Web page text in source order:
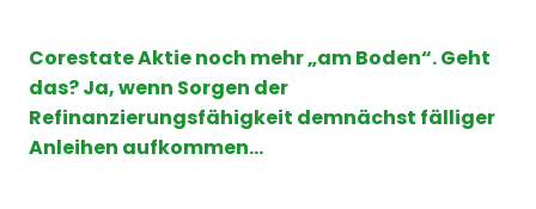
Corestate Aktie noch mehr „am Boden“. Geht
das? Ja, wenn Sorgen der
Refinanzierungsfähigkeit demnächst fälliger
Anleihen aufkommen…